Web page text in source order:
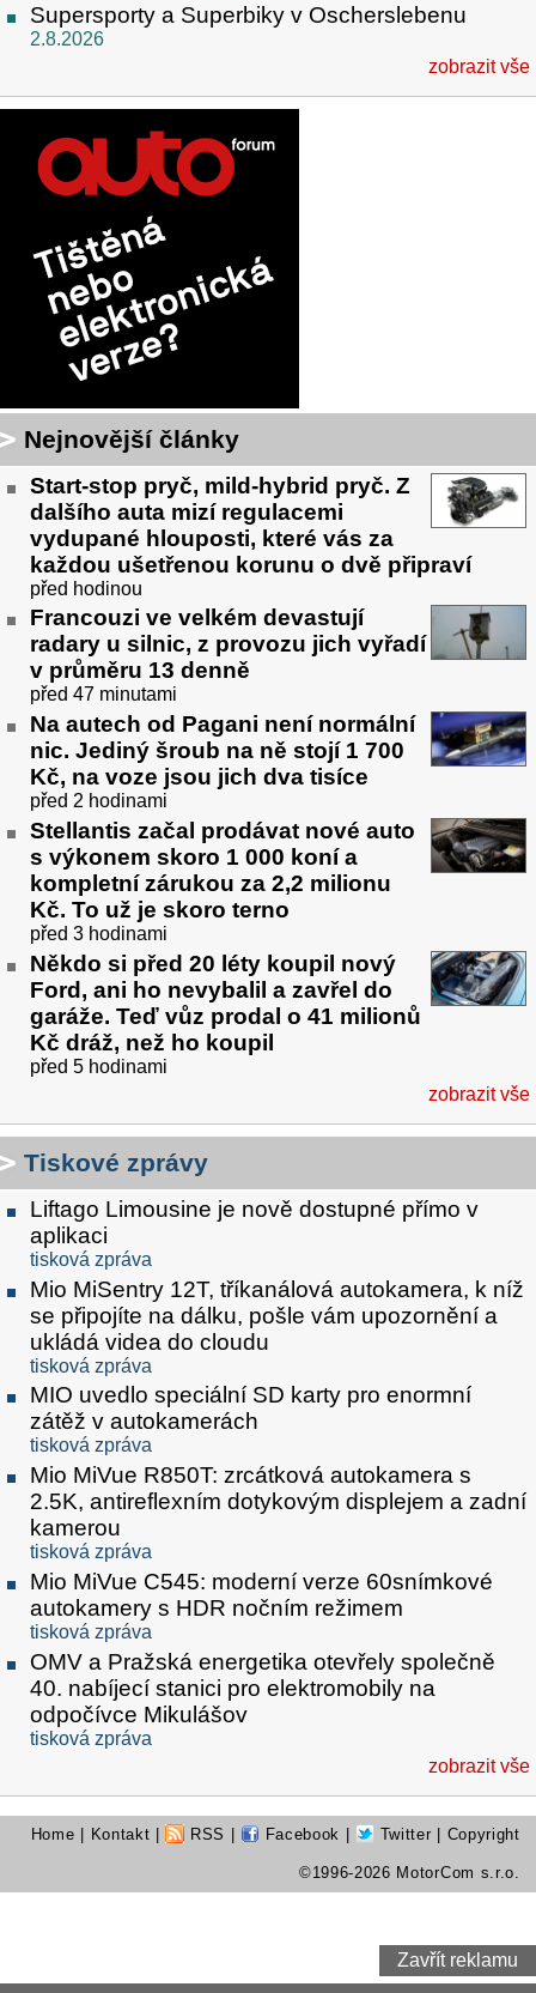
Supersporty a Superbiky v Oscherslebenu
2.8.2026
zobrazit vše
Nejnovější články
Start-stop pryč, mild-hybrid pryč. Z
dalšího auta mizí regulacemi
vydupané hlouposti, které vás za
každou ušetřenou korunu o dvě připraví
před hodinou
Francouzi ve velkém devastují
radary u silnic, z provozu jich vyřadí
v průměru 13 denně
před 47 minutami
Na autech od Pagani není normální
nic. Jediný šroub na ně stojí 1 700
Kč, na voze jsou jich dva tisíce
před 2 hodinami
Stellantis začal prodávat nové auto
s výkonem skoro 1 000 koní a
kompletní zárukou za 2,2 milionu
Kč. To už je skoro terno
před 3 hodinami
Někdo si před 20 léty koupil nový
Ford, ani ho nevybalil a zavřel do
garáže. Teď vůz prodal o 41 milionů
Kč dráž, než ho koupil
před 5 hodinami
zobrazit vše
Tiskové zprávy
Liftago Limousine je nově dostupné přímo v
aplikaci
tisková zpráva
Mio MiSentry 12T, tříkanálová autokamera, k níž
se připojíte na dálku, pošle vám upozornění a
ukládá videa do cloudu
tisková zpráva
MIO uvedlo speciální SD karty pro enormní
zátěž v autokamerách
tisková zpráva
Mio MiVue R850T: zrcátková autokamera s
2.5K, antireflexním dotykovým displejem a zadní
kamerou
tisková zpráva
Mio MiVue C545: moderní verze 60snímkové
autokamery s HDR nočním režimem
tisková zpráva
OMV a Pražská energetika otevřely společně
40. nabíjecí stanici pro elektromobily na
odpočívce Mikulášov
tisková zpráva
zobrazit vše
Home | Kontakt | RSS | Facebook | Twitter | Copyright
©1996-2026 MotorCom s.r.o.
Zavřít reklamu